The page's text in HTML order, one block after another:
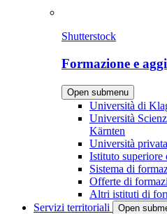
Shutterstock
Formazione e
Open submenu
Università di
Università
Kärnten
Università
Istituto superiore
Sistema di
Offerte di
Altri istituti di
Servizi territoriali
Open